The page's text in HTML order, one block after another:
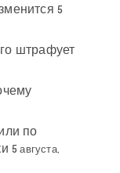
5
штрафует
по
5 августа,